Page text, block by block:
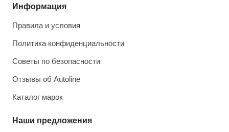
Информация
Правила и условия
Политика конфиденциальности
Советы по безопасности
Отзывы об Autoline
Каталог марок
Наши предложения